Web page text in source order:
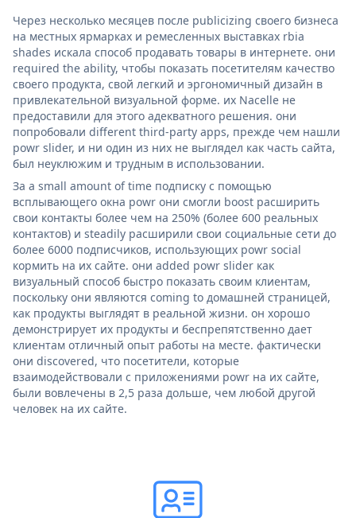
Через несколько месяцев после publicizing своего бизнеса
на местных ярмарках и ремесленных выставках rbia
shades искала способ продавать товары в интернете. они
required the ability, чтобы показать посетителям качество
своего продукта, свой легкий и эргономичный дизайн в
привлекательной визуальной форме. их Nacelle не
предоставили для этого адекватного решения. они
попробовали different third-party apps, прежде чем нашли
powr slider, и ни один из них не выглядел как часть сайта,
был неуклюжим и трудным в использовании.
За a small amount of time подписку с помощью
всплывающего окна powr они смогли boost расширить
свои контакты более чем на 250% (более 600 реальных
контактов) и steadily расширили свои социальные сети до
более 6000 подписчиков, использующих powr social
кормить на их сайте. они added powr slider как
визуальный способ быстро показать своим клиентам,
поскольку они являются coming to домашней страницей,
как продукты выглядят в реальной жизни. он хорошо
демонстрирует их продукты и беспрепятственно дает
клиентам отличный опыт работы на месте. фактически
они discovered, что посетители, которые
взаимодействовали с приложениями powr на их сайте,
были вовлечены в 2,5 раза дольше, чем любой другой
человек на их сайте.